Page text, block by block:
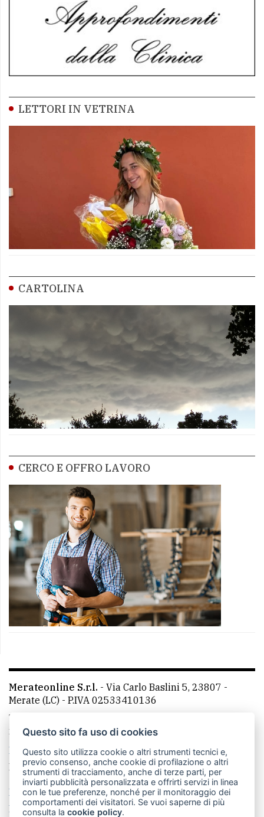
LETTORI IN VETRINA
CARTOLINA
CERCO E OFFRO LAVORO
Merateonline S.r.l. - Via Carlo Baslini 5, 23807 -
Merate (LC) - P.IVA 02533410136
Telefono:
mail: redazione@merateonline.it
La redazione
CasateOnline LeccoOnline
RSS
Made by VIP
Privacy policy
Cookie policy
Rivedi le tue scelte sui cookie
Questo sito fa uso di cookies
Questo sito utilizza cookie o altri strumenti tecnici e,
previo consenso, anche cookie di profilazione o altri
strumenti di tracciamento, anche di terze parti, per
inviarti pubblicità personalizzata e offrirti servizi in linea
con le tue preferenze, nonché per il monitoraggio dei
comportamenti dei visitatori. Se vuoi saperne di più
consulta lacookie policy.